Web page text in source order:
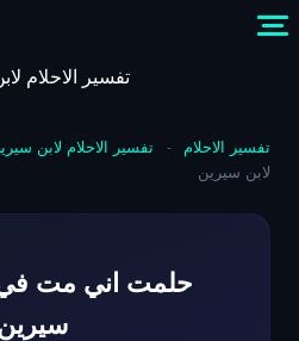
تفسير الاحلام
تفسير الاحلام - تفسير الاحلام لابن
لابن سيرين
حلمت اني مت في